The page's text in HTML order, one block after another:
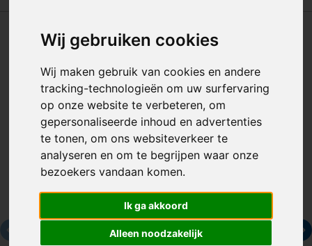
Wij gebruiken cookies
Wij maken gebruik van cookies en andere
tracking-technologieën om uw surfervaring
op onze website te verbeteren, om
gepersonaliseerde inhoud en advertenties
te tonen, om ons websiteverkeer te
analyseren en om te begrijpen waar onze
bezoekers vandaan komen.
Ik ga akkoord
Alleen noodzakelijk
Clippa Klembord